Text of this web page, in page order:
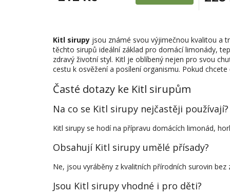
Kitl sirupy jsou známé svou výjimečnou kvalitou a
těchto sirupů ideální základ pro domácí limonády,
zdravý životní styl. Kitl je oblíbený nejen pro svou
cestu k osvěžení a posílení organismu. Pokud
Časté dotazy ke Kitl sirupům
Na co se Kitl sirupy nejčastěji používají?
Kitl sirupy se hodí na přípravu domácích limonád,
Obsahují Kitl sirupy umělé přísady?
Ne, jsou vyráběny z kvalitních přírodních surovin
Jsou Kitl sirupy vhodné i pro děti?